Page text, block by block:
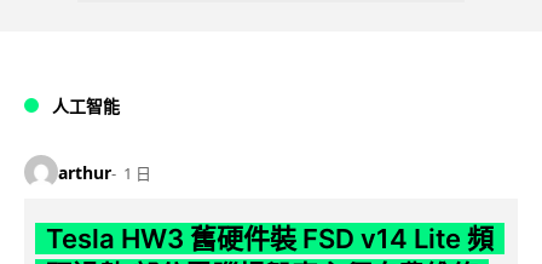
人工智能
arthur 1 日
Tesla HW3 舊硬件裝 FSD v14 Lite 頻